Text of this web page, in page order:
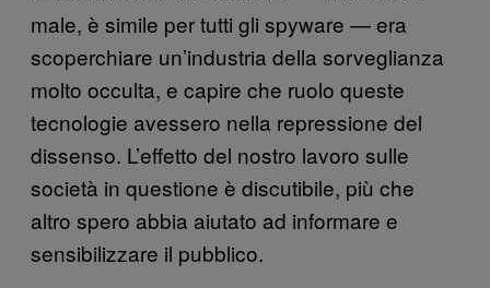
male, è simile per tutti gli spyware — era
scoperchiare un’industria della sorveglianza
molto occulta, e capire che ruolo queste
tecnologie avessero nella repressione del
dissenso. L’effetto del nostro lavoro sulle
società in questione è discutibile, più che
altro spero abbia aiutato ad informare e
sensibilizzare il pubblico.